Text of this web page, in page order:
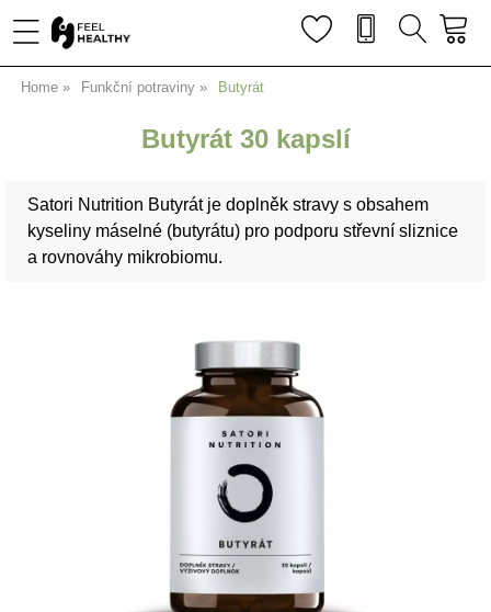
Home Funkční potraviny Butyrát
Butyrát 30 kapslí
Satori Nutrition Butyrát je doplněk stravy s obsahem
kyseliny máselné (butyrátu) pro podporu střevní sliznice
a rovnováhy mikrobiomu.